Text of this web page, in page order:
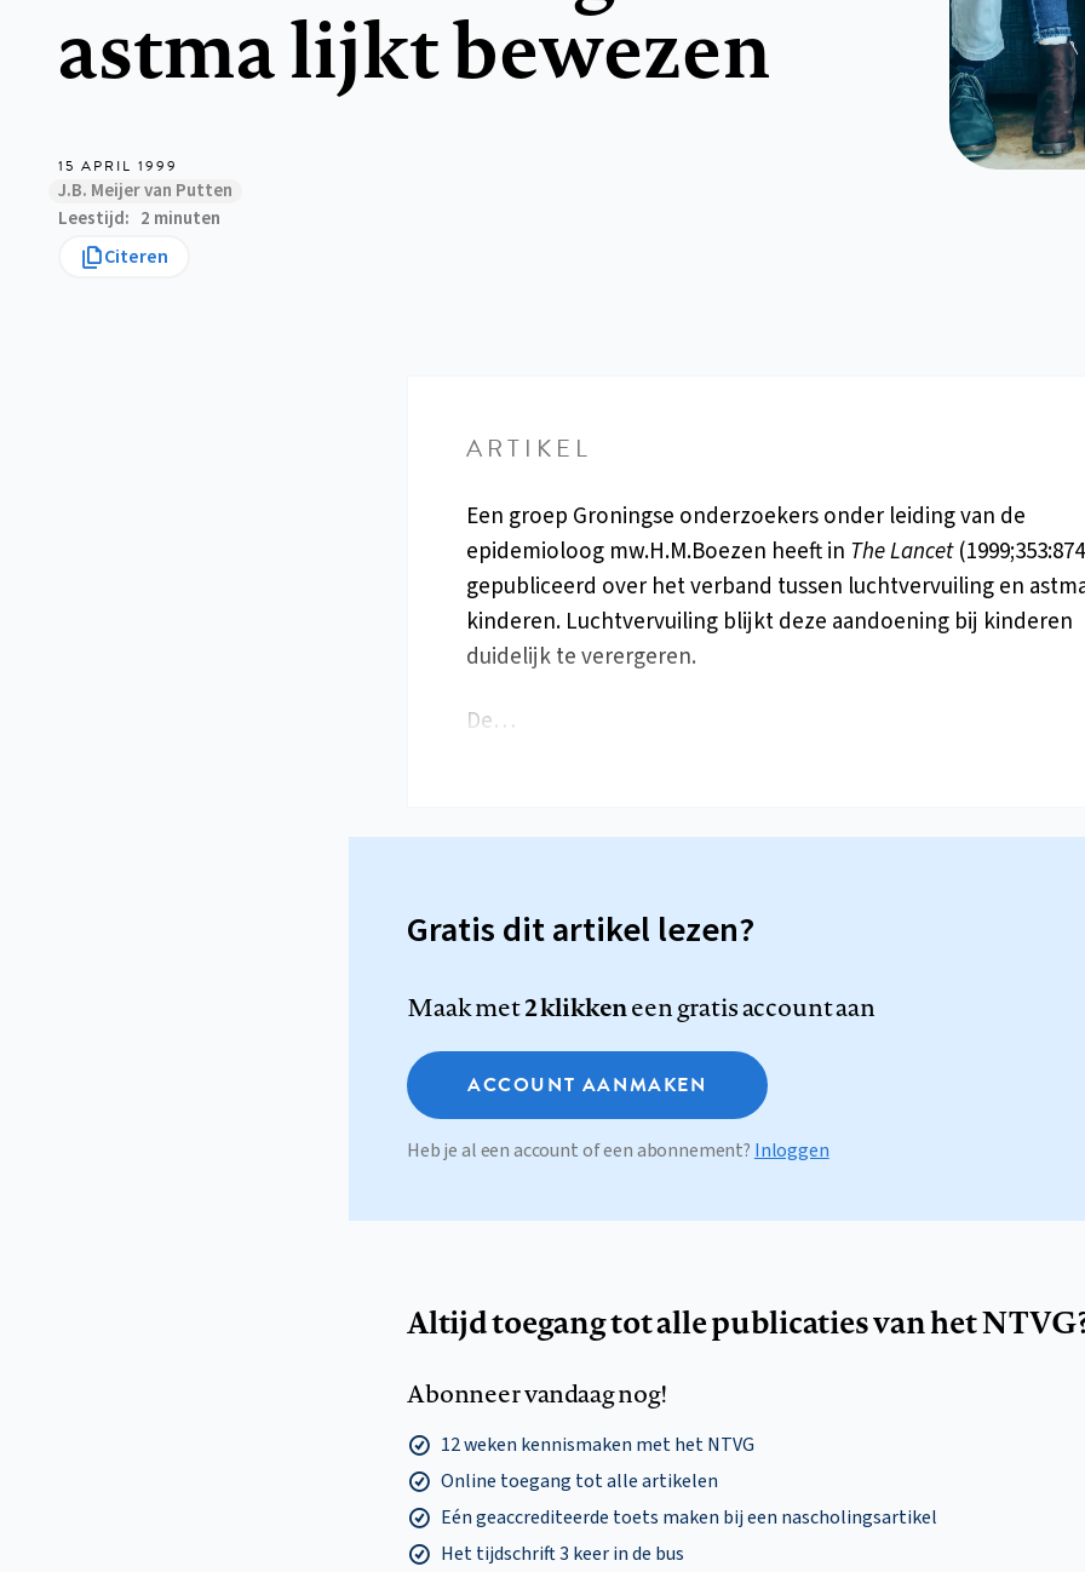
astma lijkt bewezen
15 APRIL 1999
J.B. Meijer van Putten
Leestijd
2 minuten
Citeren
ARTIKEL
Een groep Groningse onderzoekers onder leiding van de
epidemioloog mw.H.M.Boezen heeft in The Lancet
gepubliceerd over het verband tussen luchtvervuiling en
kinderen. Luchtvervuiling blijkt deze aandoening bij kinderen
duidelijk te verergeren.
De…
Gratis dit artikel lezen?
Maak met2 klikkeneen gratis account aan
ACCOUNT AANMAKEN
Heb je al een account of een abonnement? Inloggen
Altijd toegang tot alle publicaties van het
Abonneer vandaag nog!
12 weken kennismaken met het NTVG
Online toegang tot alle artikelen
Eén geaccrediteerde toets maken bij een nascholingsartikel
Het tijdschrift 3 keer in de bus